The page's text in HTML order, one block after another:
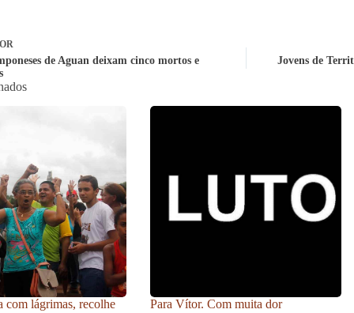
de Aguan deixam cinco mortos e
Jovens de
com lágrimas, recolhe
Para Vítor. Com muita dor